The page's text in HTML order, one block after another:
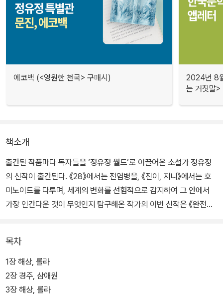
에코백 (<영원한 천국> 구매시)
2024년 8
는 거짓말>
책소개
출간된 작품마다 독자들을 ‘정유정 월드’로 이끌어온 소설가 정유정
의 신작이 출간된다. 《28》에서는 전염병을, 《진이, 지니》에서는 호
미노이드를 다루며, 세계의 변화를 선험적으로 감지하여 그 안에서
가장 인간다운 것이 무엇인지 탐구해온 작가의 이번 신작은 《완전한
과 처절한 사투를 벌였던 작가는 이제 인간의 ‘욕망’과 정면 승부한다.
정유정의 선뜩한 펜 끝이 겨눈 것은 인간의 욕망의 끝, 그 아득한 지경
이다. 과학의 발전으로 인류의 욕망은 점점 더 쉽고 간편하게 성취할
목차
1장 해상, 롤라
2장 경주, 삼애원
3장 해상, 롤라